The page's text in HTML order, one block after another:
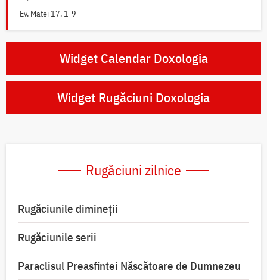
Ev. Matei 17, 1-9
Widget Calendar Doxologia
Widget Rugăciuni Doxologia
Rugăciuni zilnice
Rugăciunile dimineții
Rugăciunile serii
Paraclisul Preasfintei Născătoare de Dumnezeu